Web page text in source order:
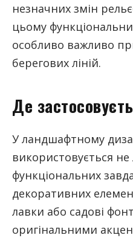
незначних змін
цьому
особливо важливо
берегових ліній.
Де
У ландшафтному
використовується
функціональних
декоративних
лавки або садові
оригінальними